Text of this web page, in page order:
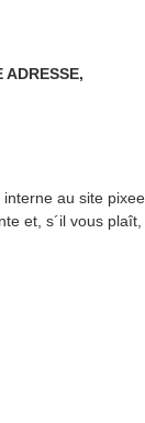
ADRESSE,
au site
et, s´il vous